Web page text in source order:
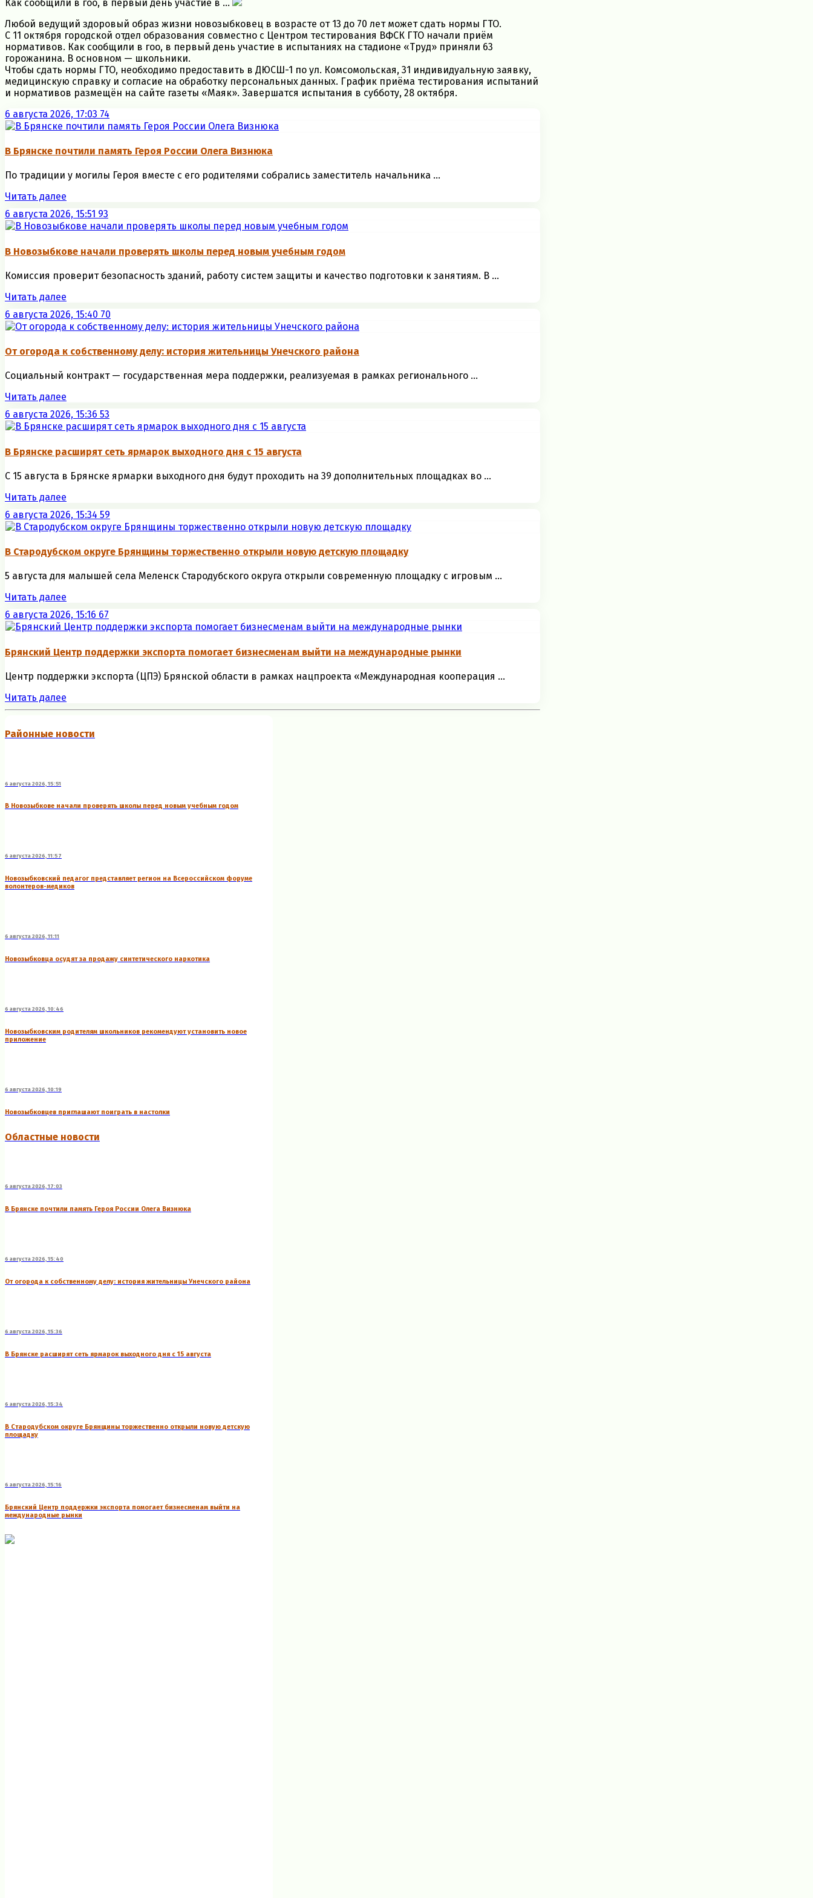
Как сообщили в гоо, в первый день участие в ...
Любой ведущий здоровый образ жизни новозыбковец в возрасте от 13 до 70 лет может сдать нормы ГТО.
С 11 октября городской отдел образования совместно с Центром тестирования ВФСК ГТО начали приём
нормативов. Как сообщили в гоо, в первый день участие в испытаниях на стадионе «Труд» приняли 63
горожанина. В основном — школьники.
Чтобы сдать нормы ГТО, необходимо предоставить в ДЮСШ-1 по ул. Комсомольская, 31 индивидуальную заявку,
медицинскую справку и согласие на обработку персональных данных. График приёма тестирования испытаний
и нормативов размещён на сайте газеты «Маяк». Завершатся испытания в субботу, 28 октября.
6 августа 2026, 17:03 74
В Брянске почтили память Героя России Олега Визнюка
По традиции у могилы Героя вместе с его родителями собрались заместитель начальника ...
Читать далее
6 августа 2026, 15:51 93
В Новозыбкове начали проверять школы перед новым учебным годом
Комиссия проверит безопасность зданий, работу систем защиты и качество подготовки к занятиям. В ...
Читать далее
6 августа 2026, 15:40 70
От огорода к собственному делу: история жительницы Унечского района
Социальный контракт — государственная мера поддержки, реализуемая в рамках регионального ...
Читать далее
6 августа 2026, 15:36 53
В Брянске расширят сеть ярмарок выходного дня с 15 августа
С 15 августа в Брянске ярмарки выходного дня будут проходить на 39 дополнительных площадках во ...
Читать далее
6 августа 2026, 15:34 59
В Стародубском округе Брянщины торжественно открыли новую детскую площадку
5 августа для малышей села Меленск Стародубского округа открыли современную площадку с игровым ...
Читать далее
6 августа 2026, 15:16 67
Брянский Центр поддержки экспорта помогает бизнесменам выйти на международные рынки
Центр поддержки экспорта (ЦПЭ) Брянской области в рамках нацпроекта «Международная кооперация ...
Читать далее
Районные новости
6 августа 2026, 15:51
В Новозыбкове начали проверять школы перед новым учебным годом
6 августа 2026, 11:57
Новозыбковский педагог представляет регион на Всероссийском форуме
волонтеров-медиков
6 августа 2026, 11:11
Новозыбковца осудят за продажу синтетического наркотика
6 августа 2026, 10:46
Новозыбковским родителям школьников рекомендуют установить новое
приложение
6 августа 2026, 10:19
Новозыбковцев приглашают поиграть в настолки
Областные новости
6 августа 2026, 17:03
В Брянске почтили память Героя России Олега Визнюка
6 августа 2026, 15:40
От огорода к собственному делу: история жительницы Унечского района
6 августа 2026, 15:36
В Брянске расширят сеть ярмарок выходного дня с 15 августа
6 августа 2026, 15:34
В Стародубском округе Брянщины торжественно открыли новую детскую
площадку
6 августа 2026, 15:16
Брянский Центр поддержки экспорта помогает бизнесменам выйти на
международные рынки